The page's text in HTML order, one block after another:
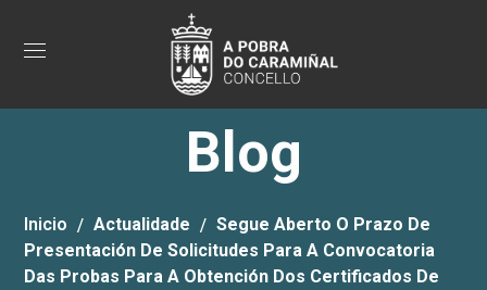
Blog
Inicio Actualidade
Segue Aberto O Prazo De
Presentación De Solicitudes Para A Convocatoria
Das Probas Para A Obtención Dos Certificados De